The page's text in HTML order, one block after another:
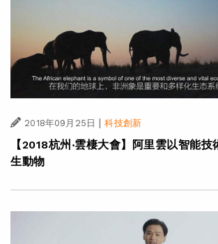
2018年09月25日 | 科技創新
【2018杭州‧雲棲大會】阿里雲以智能
生動物